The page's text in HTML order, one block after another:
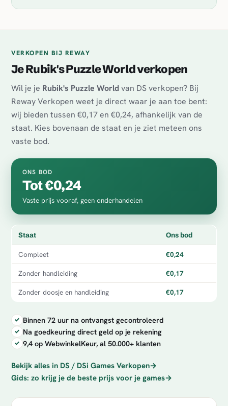
VERKOPEN BIJ REWAY
Je Rubik's Puzzle World verkopen
Wil je je Rubik's Puzzle Worldvan DS verkopen? Bij
Reway Verkopen weet je direct waar je aan toe bent:
wij bieden tussen €0,17 en €0,24, afhankelijk van de
staat. Kies bovenaan de staat en je ziet meteen ons
vaste bod.
ONS BOD
Tot €0,24
Vaste prijs vooraf, geen onderhandelen
Staat Ons bod
Compleet €0,24
Zonder handleiding €0,17
Zonder doosje en handleiding €0,17
Binnen 72 uur na ontvangst gecontroleerd
Na goedkeuring direct geld op je rekening
9,4 op WebwinkelKeur, al 50.000+ klanten
Bekijk alles in DS / DSi Games Verkopen→
Gids: zo krijg je de beste prijs voor je games→